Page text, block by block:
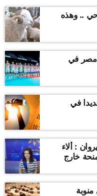
.. وهذه
مصر في
في
: ألاء
خارج